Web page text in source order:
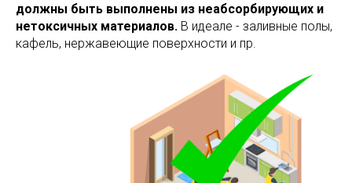
должны быть выполнены из неабсорбирующих и
нетоксичных материалов. В идеале - заливные полы,
кафель, нержавеющие поверхности и пр.